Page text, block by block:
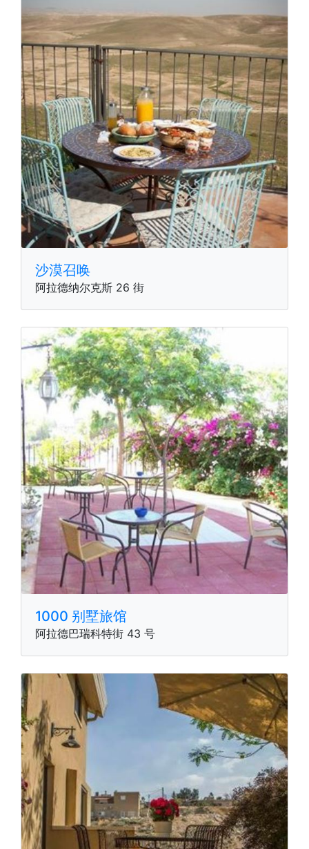
沙漠召唤
阿拉德纳尔克斯 26 街
1000 别墅旅馆
阿拉德巴瑞科特街 43 号